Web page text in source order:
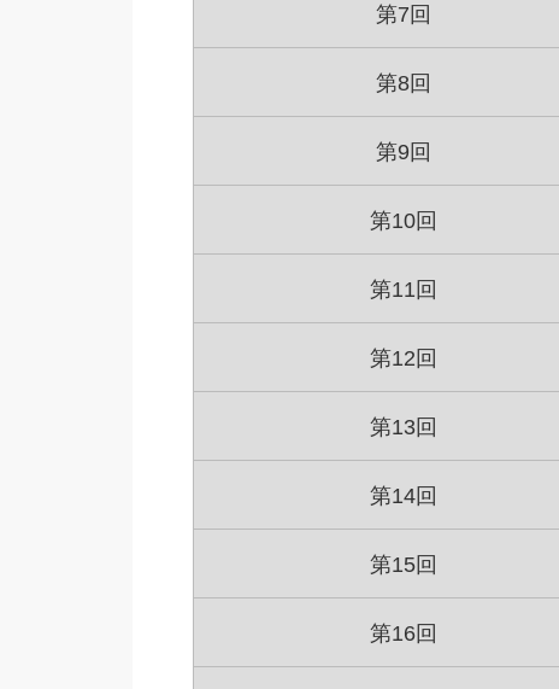
第7回
第8回
第9回
第10回
第11回
第12回
第13回
第14回
第15回
第16回